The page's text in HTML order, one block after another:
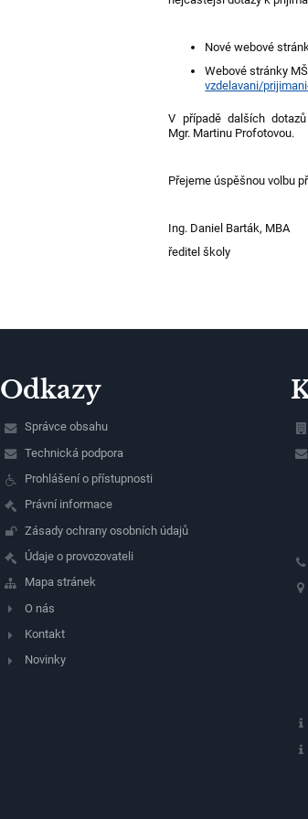
Nové webové
Webové stránky
vzdelavani/
V případě dalších
Mgr. Martinu Profotovou.
Přejeme úspěšnou volbu
Ing. Daniel Barták, MBA
ředitel školy
Odkazy
Správce obsahu
Technická podpora
Prohlášení o přístupnosti
Právní informace
Zásady ochrany osobních údajů
Údaje o provozovateli
Mapa stránek
O nás
Kontakt
Novinky